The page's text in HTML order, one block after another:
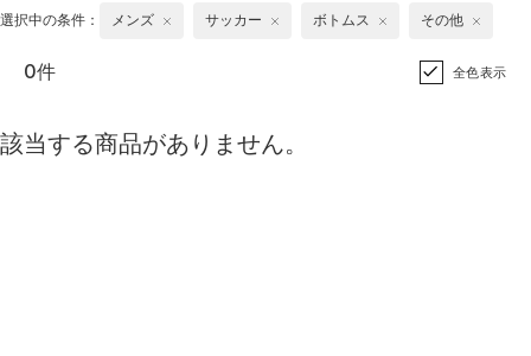
選択中の条件： メンズ サッカー ボトムス その他
0件 全色表示
該当する商品がありません。